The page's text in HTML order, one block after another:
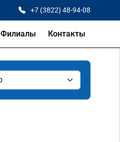
+7 (3822) 48-94-08
Филиалы Контакты